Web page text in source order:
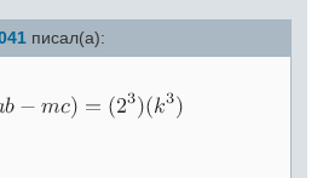
писал(а):